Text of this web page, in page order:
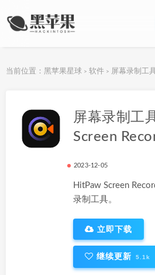
当前位置： 黑苹果星球 > 软件 > 屏幕录制工具
屏幕录制工
Screen
2023-12-05
HitPaw Screen
录制工具。
立即下载
继续更新 5.1k